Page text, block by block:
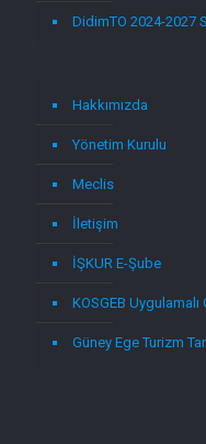
DidimTO 2024-2027
Hakkımızda
Yönetim Kurulu
Meclis
İletişim
İŞKUR E-Şube
KOSGEB
Güney Ege Turizm